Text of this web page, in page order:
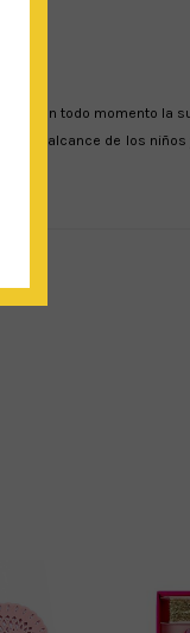
en todo momento la
del alcance de los